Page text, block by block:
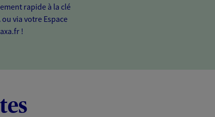
rapide à la clé
via votre Espace
!